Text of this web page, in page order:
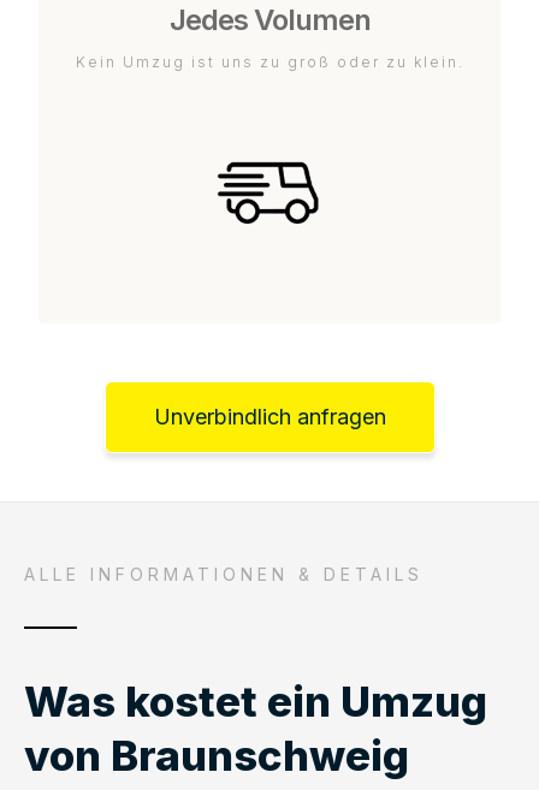
Jedes Volumen
Kein Umzug ist uns zu groß oder zu klein.
Unverbindlich anfragen
ALLE INFORMATIONEN & DETAILS
Was kostet ein Umzug
von Braunschweig